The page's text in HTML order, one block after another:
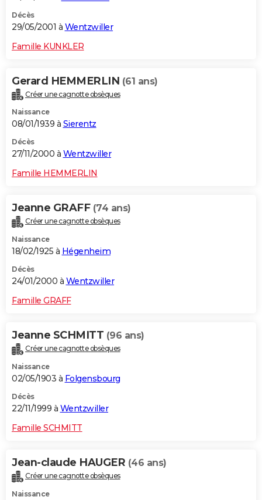
Décès
29/05/2001 à Wentzwiller
Famille KUNKLER
Gerard HEMMERLIN (61 ans)
Créer une cagnotte obsèques
Naissance
08/01/1939 à Sierentz
Décès
27/11/2000 à Wentzwiller
Famille HEMMERLIN
Jeanne GRAFF (74 ans)
Créer une cagnotte obsèques
Naissance
18/02/1925 à Hégenheim
Décès
24/01/2000 à Wentzwiller
Famille GRAFF
Jeanne SCHMITT (96 ans)
Créer une cagnotte obsèques
Naissance
02/05/1903 à Folgensbourg
Décès
22/11/1999 à Wentzwiller
Famille SCHMITT
Jean-claude HAUGER (46 ans)
Créer une cagnotte obsèques
Naissance